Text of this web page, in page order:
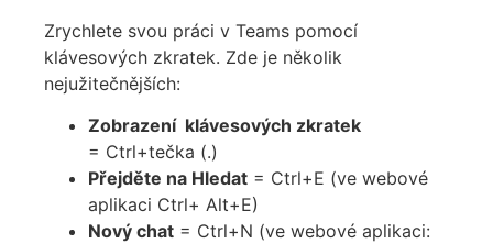
Zrychlete svou práci v Teams pomocí
klávesových zkratek. Zde je několik
nejužitečnějších:
Zobrazení klávesových zkratek
= Ctrl+tečka (.)
Přejděte na Hledat = Ctrl+E (ve webové
aplikaci Ctrl+ Alt+E)
Nový chat = Ctrl+N (ve webové aplikaci: